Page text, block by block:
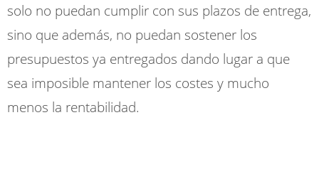
solo no puedan cumplir con sus plazos de entrega,
sino que además, no puedan sostener los
presupuestos ya entregados dando lugar a que
sea imposible mantener los costes y mucho
menos la rentabilidad.